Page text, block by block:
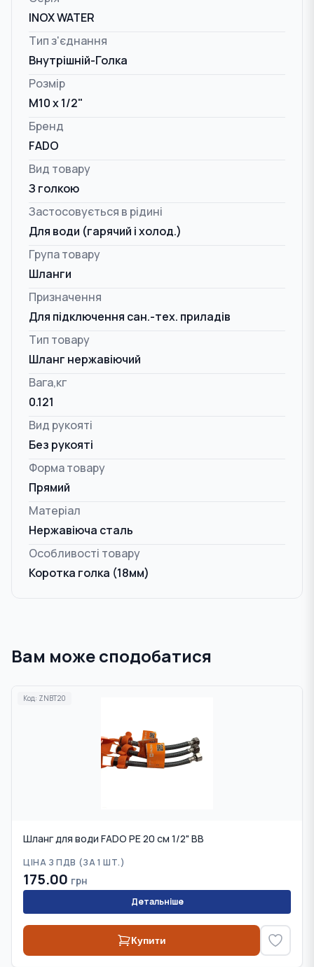
INOX WATER
Тип з'єднання
Внутрішній-Голка
Розмір
M10 x 1/2"
Бренд
FADO
Вид товару
З голкою
Застосовується в рідині
Для води (гарячий і холод.)
Група товару
Шланги
Призначення
Для підключення сан.-тех. приладів
Тип товару
Шланг нержавіючий
Вага,кг
0.121
Вид рукояті
Без рукояті
Форма товару
Прямий
Матеріал
Нержавіюча сталь
Особливості товару
Коротка голка (18мм)
Вам може сподобатися
Код: ZNBT20
Шланг для води FADO PE 20 см 1/2" ВВ
ЦІНА З ПДВ (ЗА 1 ШТ.)
175.00 грн
Детальніше
Купити